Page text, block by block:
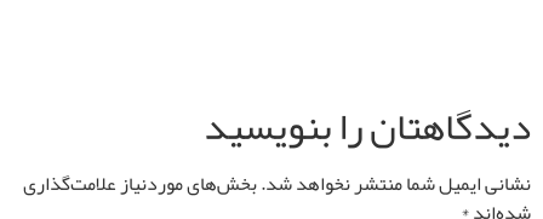
دیدگاهتان را بنویسید
نشانی ایمیل شما منتشر نخواهد شد.بخش‌های موردنیاز علامت‌گذاری